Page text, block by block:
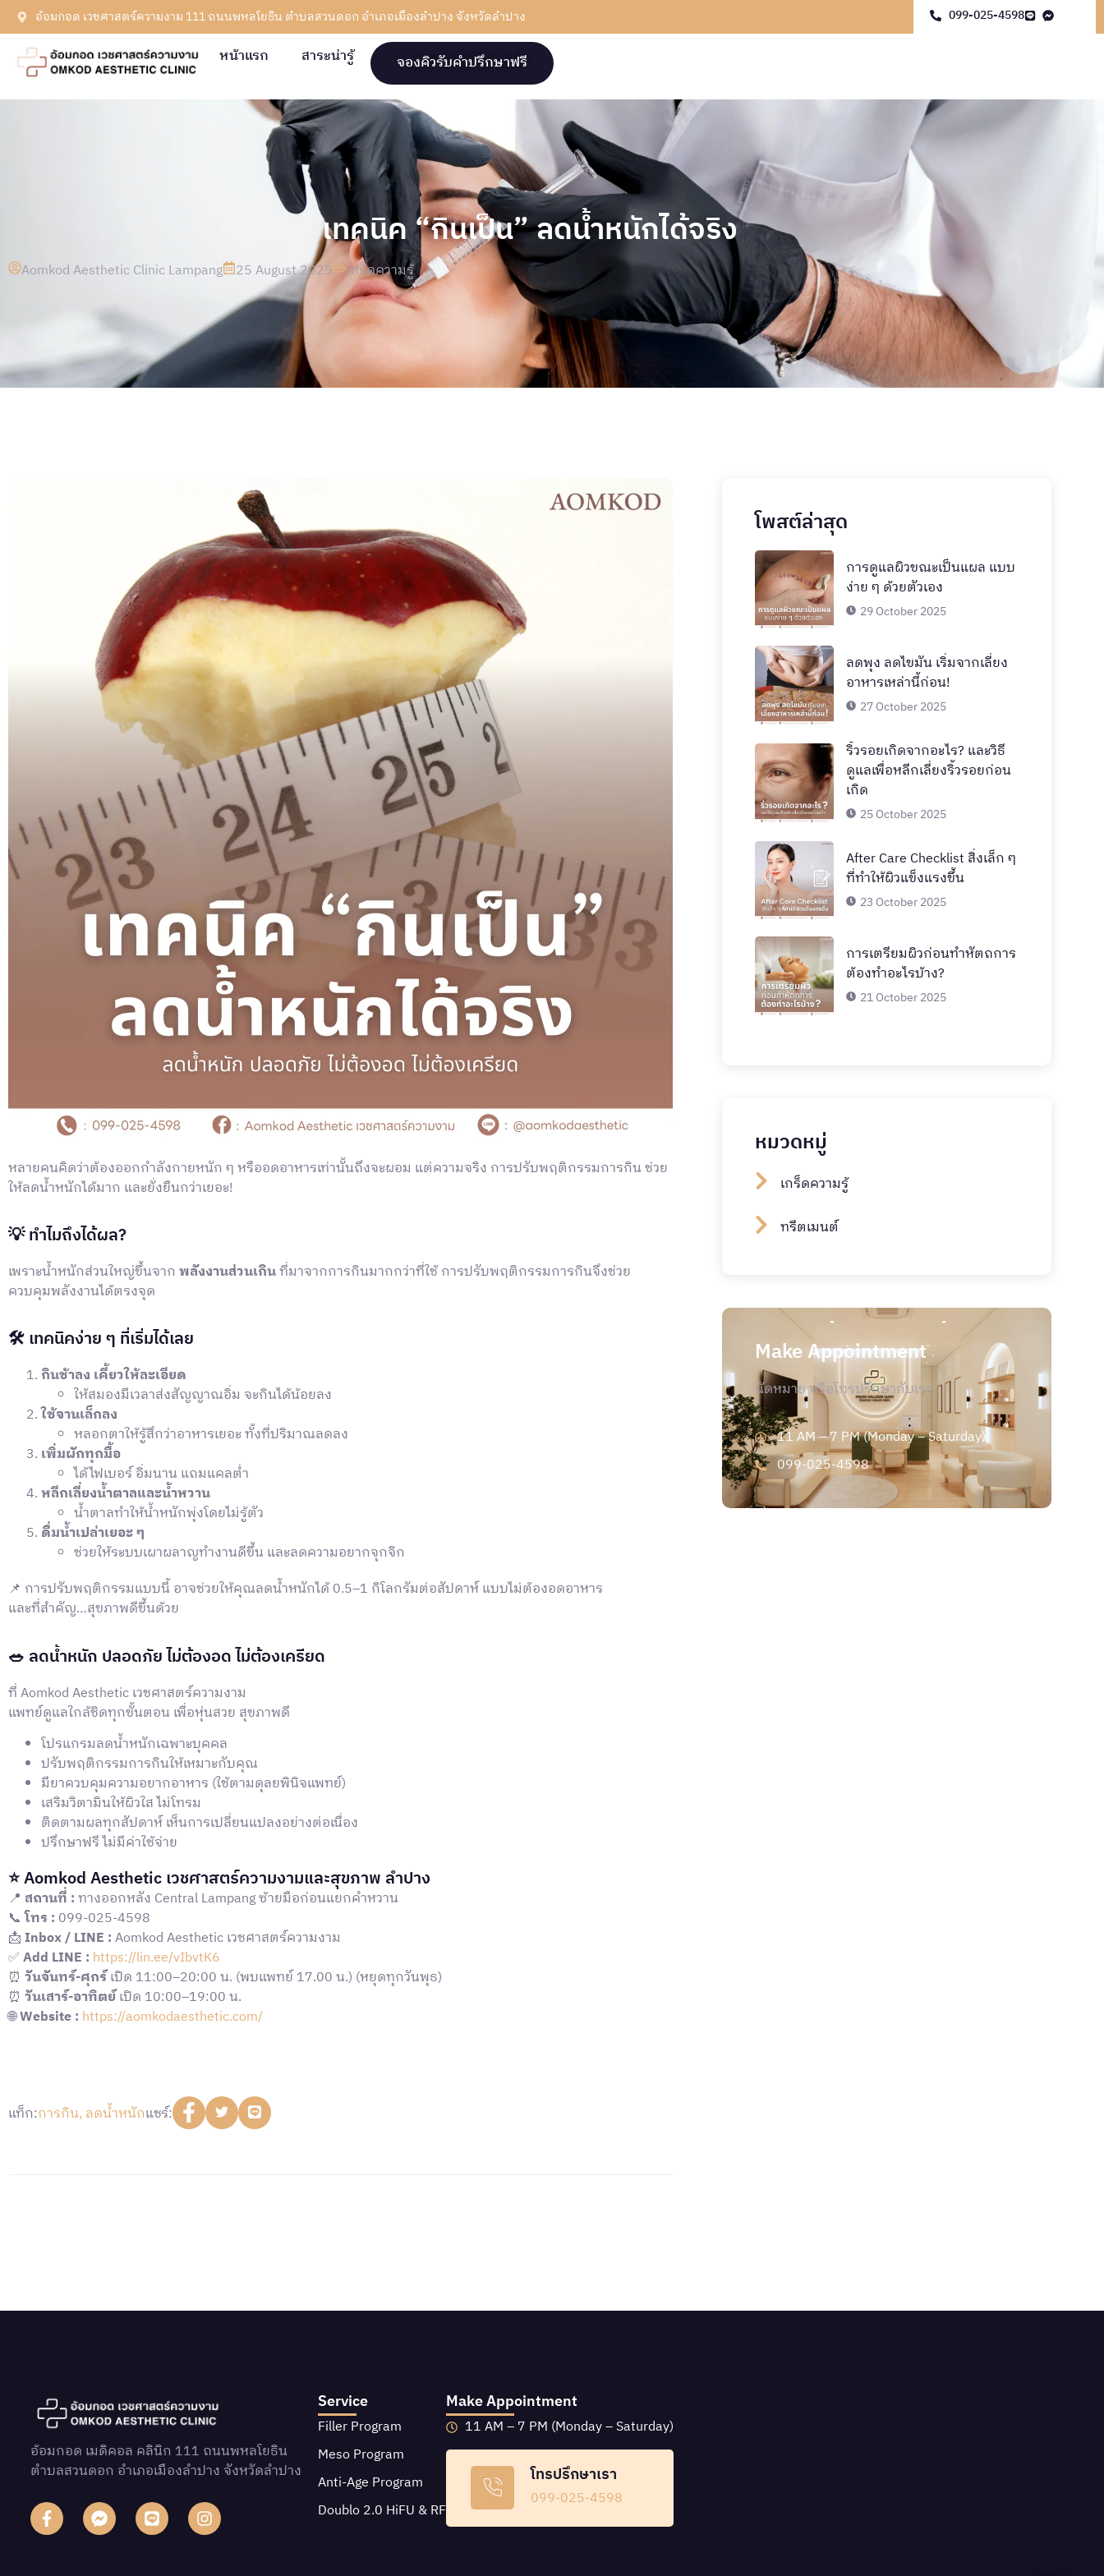
อ้อมกอด เวชศาสตร์ความงาม 111 ถนนพหลโยธิน ตำบลสวนดอก อำเภอเมืองลําปาง จังหวัดลําปาง 099-025-4598
หน้าแรก สาระน่ารู้ จองคิวรับคำปรึกษาฟรี
เทคนิค “กินเป็น” ลดน้ำหนักได้จริง
Aomkod Aesthetic Clinic Lampang 25 August 2025 เกร็ดความรู้
หลายคนคิดว่าต้องออกกำลังกายหนัก ๆ หรืออดอาหารเท่านั้นถึงจะผอม แต่ความจริง การปรับพฤติกรรมการกิน ช่วย
ให้ลดน้ำหนักได้มาก และยั่งยืนกว่าเยอะ!
💡 ทำไมถึงได้ผล?
เพราะน้ำหนักส่วนใหญ่ขึ้นจาก พลังงานส่วนเกินที่มาจากการกินมากกว่าที่ใช้ การปรับพฤติกรรมการกินจึงช่วย
ควบคุมพลังงานได้ตรงจุด
🛠 เทคนิคง่าย ๆ ที่เริ่มได้เลย
กินช้าลง เคี้ยวให้ละเอียด
ให้สมองมีเวลาส่งสัญญาณอิ่ม จะกินได้น้อยลง
ใช้จานเล็กลง
หลอกตาให้รู้สึกว่าอาหารเยอะ ทั้งที่ปริมาณลดลง
เพิ่มผักทุกมื้อ
ได้ไฟเบอร์ อิ่มนาน แถมแคลต่ำ
หลีกเลี่ยงน้ำตาลและน้ำหวาน
น้ำตาลทำให้น้ำหนักพุ่งโดยไม่รู้ตัว
ดื่มน้ำเปล่าเยอะ ๆ
ช่วยให้ระบบเผาผลาญทำงานดีขึ้น และลดความอยากจุกจิก
📌 การปรับพฤติกรรมแบบนี้ อาจช่วยให้คุณลดน้ำหนักได้ 0.5–1 กิโลกรัมต่อสัปดาห์ แบบไม่ต้องอดอาหาร
และที่สำคัญ…สุขภาพดีขึ้นด้วย
🥗 ลดน้ำหนัก ปลอดภัย ไม่ต้องอด ไม่ต้องเครียด
ที่ Aomkod Aesthetic เวชศาสตร์ความงาม
แพทย์ดูแลใกล้ชิดทุกขั้นตอน เพื่อหุ่นสวย สุขภาพดี
โปรแกรมลดน้ำหนักเฉพาะบุคคล
ปรับพฤติกรรมการกินให้เหมาะกับคุณ
มียาควบคุมความอยากอาหาร (ใช้ตามดุลยพินิจแพทย์)
เสริมวิตามินให้ผิวใส ไม่โทรม
ติดตามผลทุกสัปดาห์ เห็นการเปลี่ยนแปลงอย่างต่อเนื่อง
ปรึกษาฟรี ไม่มีค่าใช้จ่าย
⭐ Aomkod Aesthetic เวชศาสตร์ความงามและสุขภาพ ลำปาง
📍 สถานที่ :ทางออกหลัง Central Lampang ซ้ายมือก่อนแยกคำหวาน
📞โทร : 099-025-4598
📩Inbox / LINE :Aomkod Aesthetic เวชศาสตร์ความงาม
✅Add LINE : https://lin.ee/vIbvtK6
⏰ วันจันทร์-ศุกร์เปิด 11:00–20:00 น. (พบแพทย์ 17.00 น.) (หยุดทุกวันพุธ)
⏰ วันเสาร์-อาทิตย์เปิด 10:00–19:00 น.
🌐Website : https://aomkodaesthetic.com/
แท็ก:การกิน, ลดน้ำหนักแชร์:
โพสต์ล่าสุด
การดูแลผิวขณะเป็นแผล แบบ
ง่าย ๆ ด้วยตัวเอง
29 October 2025
ลดพุง ลดไขมัน เริ่มจากเลี่ยง
อาหารเหล่านี้ก่อน!
27 October 2025
ริ้วรอยเกิดจากอะไร? และวิธี
ดูแลเพื่อหลีกเลี่ยงริ้วรอยก่อน
เกิด
25 October 2025
After Care Checklist สิ่งเล็ก ๆ
ที่ทำให้ผิวแข็งแรงขึ้น
23 October 2025
การเตรียมผิวก่อนทำหัตถการ
ต้องทำอะไรบ้าง?
21 October 2025
หมวดหมู่
เกร็ดความรู้
ทรีตเมนต์
Make Appointment
นัดหมาย หรือโทรปรึกษากับเรา
11 AM – 7 PM (Monday – Saturday)
099-025-4598
อ้อมกอด เมดิคอล คลินิก 111 ถนนพหลโยธิน
ตําบลสวนดอก อําเภอเมืองลําปาง จังหวัดลําปาง
Service
Filler Program
Meso Program
Anti-Age Program
Doublo 2.0 HiFU & RF
Make Appointment
11 AM – 7 PM (Monday – Saturday)
โทรปรึกษาเรา
099-025-4598